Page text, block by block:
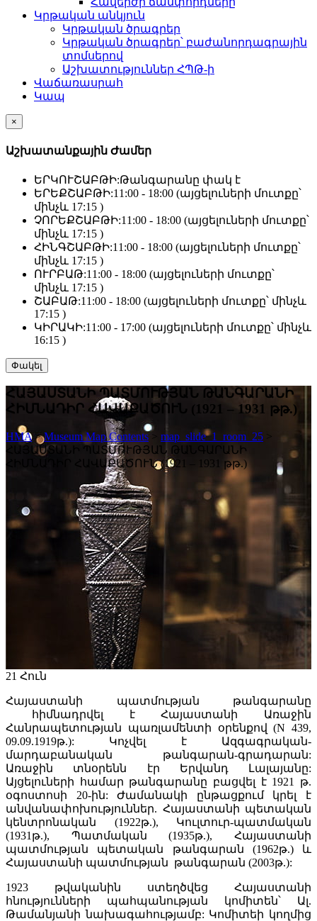
Կրթական անկյուն
Կրթական ծրագրեր
Կրթական ծրագրեր՝ բաժանորդագրային
տոմսերով
Աշխատություններ ՀՊԹ-ի
Վաճառասրահ
Կապ
×
Աշխատանքային Ժամեր
ԵՐԿՈՒՇԱԲԹԻ:Թանգարանը փակ է
ԵՐԵՔՇԱԲԹԻ:11:00 - 18:00 (այցելուների մուտքը՝
մինչև 17:15 )
ՉՈՐԵՔՇԱԲԹԻ:11:00 - 18:00 (այցելուների մուտքը՝
մինչև 17:15 )
ՀԻՆԳՇԱԲԹԻ:11:00 - 18:00 (այցելուների մուտքը՝
մինչև 17:15 )
ՈՒՐԲԱԹ:11:00 - 18:00 (այցելուների մուտքը՝
մինչև 17:15 )
ՇԱԲԱԹ:11:00 - 18:00 (այցելուների մուտքը՝ մինչև
17:15 )
ԿԻՐԱԿԻ:11:00 - 17:00 (այցելուների մուտքը՝ մինչև
16:15 )
Փակել
ՀԱՅԱՍՏԱՆԻ ՊԱՏՄՈՒԹՅԱՆ ԹԱՆԳԱՐԱՆԻ
ՀԻՄՆԱԴԻՐ ՀԱՎԱՔԱԾՈՒՆ (1921 – 1931 թթ.)
HMA>Museum Map Contents > map_slide_1_room_25 >
ՀԱՅԱՍՏԱՆԻ ՊԱՏՄՈՒԹՅԱՆ ԹԱՆԳԱՐԱՆԻ
ՀԻՄՆԱԴԻՐ ՀԱՎԱՔԱԾՈՒՆ (1921 – 1931 թթ.)
21 Հուն
Հայաստանի պատմության թանգարանը
հիմնադրվել է Հայաստանի Առաջին
Հանրապետության պառլամենտի օրենքով (N 439,
09.09.1919թ.): Կոչվել է Ազգագրական-
մարդաբանական թանգարան-գրադարան:
Առաջին տնօրենն էր Երվանդ Լալայանը:
Այցելուների համար թանգարանը բացվել է 1921 թ.
օգոստոսի 20-ին: Ժամանակի ընթացքում կրել է
անվանափոխություններ. Հայաստանի պետական
կենտրոնական (1922թ.), Կուլտուր-պատմական
(1931թ.), Պատմական (1935թ.), Հայաստանի
պատմության պետական թանգարան (1962թ.) և
Հայաստանի պատմության թանգարան (2003թ.):
1923 թվականին ստեղծվեց Հայաստանի
հնությունների պահպանության կոմիտեն՝ Ալ.
Թամանյանի նախագահությամբ: Կոմիտեի կողմից